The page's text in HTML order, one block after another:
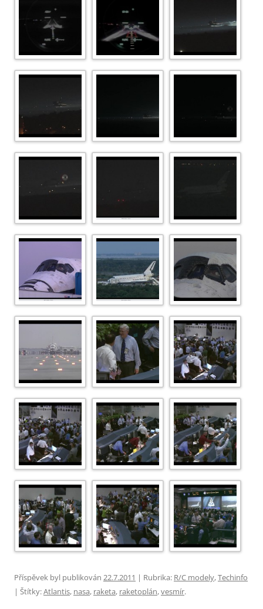
Příspěvek byl publikován 22.7.2011 | Rubrika: R/C modely,Techinfo
| Štítky:Atlantis, nasa, raketa, raketoplán,vesmír.